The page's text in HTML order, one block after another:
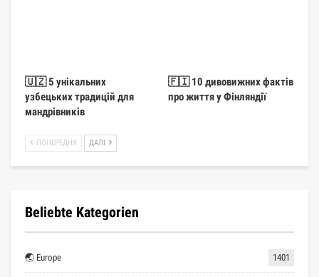
🇺🇿 5 унікальних
узбецьких традицій для
мандрівників
🇫🇮 10 дивовижних фактів
про життя у Фінляндії
ПОПЕРЕДНЯ ДАЛІ
Beliebte Kategorien
🌏 Europe 1401